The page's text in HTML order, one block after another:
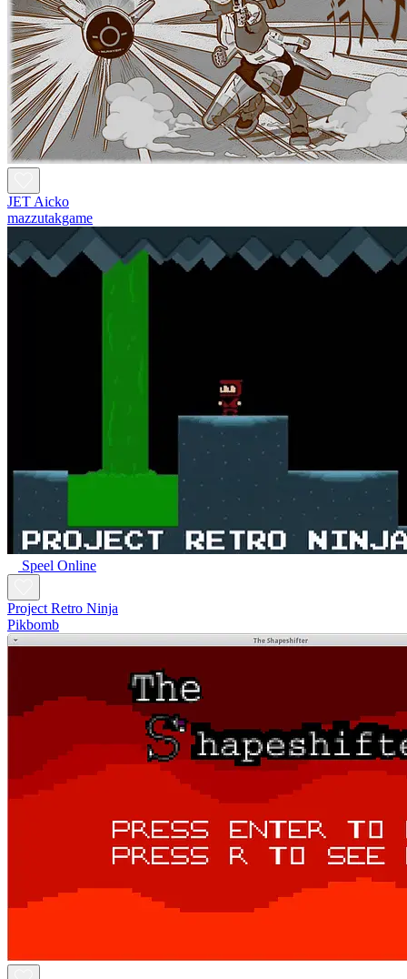
JET Aicko
mazzutakgame
Speel Online
Project Retro Ninja
Pikbomb